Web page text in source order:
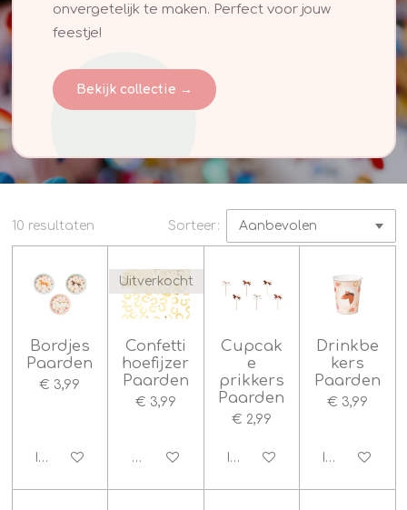
onvergetelijk te maken. Perfect voor jouw
feestje!
Bekijk collectie →
10 resultaten Sorteer:
Bordjes
Paarden
€ 3,99
In winkelwagen
Uitverkocht
Confetti
hoefijzer
Paarden
€ 3,99
Houd mij op de hoogte
Cupcak
e
prikkers
Paarden
€ 2,99
In winkelwagen
Drinkbe
kers
Paarden
€ 3,99
In